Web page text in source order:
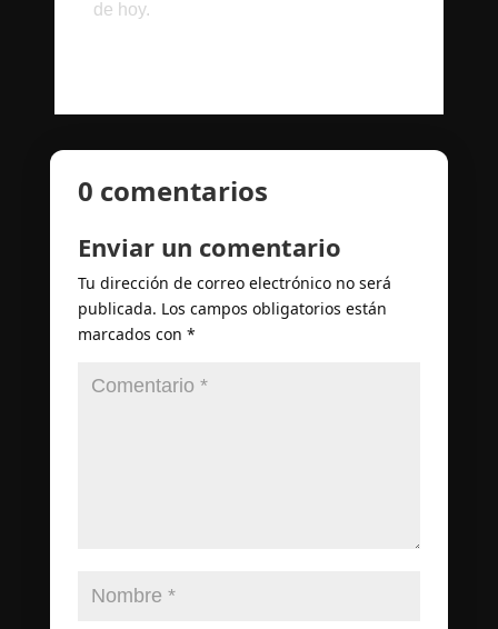
de hoy.
0 comentarios
Enviar un comentario
Tu dirección de correo electrónico no será
publicada. Los campos obligatorios están
marcados con *